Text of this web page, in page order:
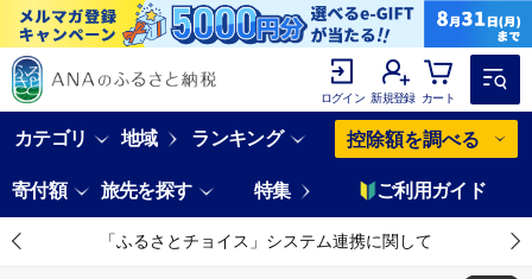
ログイン 新規登録 カート
カテゴリ 地域 ランキング 控除額を調べる
寄付額 旅先を探す 特集 ご利用ガイド
「ふるさとチョイス」システム連携に関して